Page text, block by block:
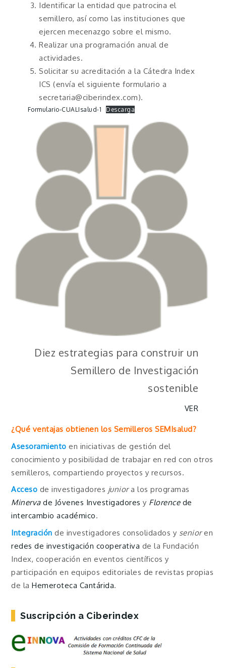
Identificar la entidad que patrocina el
semillero, así como las instituciones que
ejercen mecenazgo sobre el mismo.
Realizar una programación anual de
actividades.
Solicitar su acreditación a la Cátedra Index
ICS (envía el siguiente formulario a
secretaria@ciberindex.com).
Formulario-CUALIsalud-1 Descarga
Diez estrategias para construir un
Semillero de Investigación
sostenible
VER
¿Qué ventajas obtienen los Semilleros SEMIsalud?
Asesoramientoen iniciativas de gestión del
conocimiento y posibilidad de trabajar en red con otros
semilleros, compartiendo proyectos y recursos.
Acceso de investigadores juniora los programas
Minervade Jóvenes Investigadoresy Florencede
intercambio académico.
Integraciónde investigadores consolidados y senioren
redes de investigación cooperativa de la Fundación
Index, cooperación en eventos científicos y
participación en equipos editoriales de revistas propias
de laHemeroteca Cantárida.
Suscripción a Ciberindex